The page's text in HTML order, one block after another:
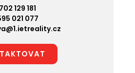
129 181
021 077